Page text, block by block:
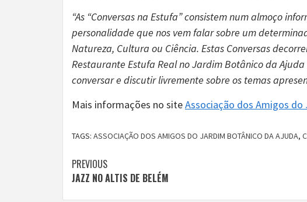
“As “Conversas na Estufa” consistem num almoço
personalidade que nos vem falar sobre um
Natureza, Cultura ou Ciência. Estas Conversas
Restaurante Estufa Real no Jardim Botânico da
conversar e discutir livremente sobre os temas
Mais informações no siteAssociação dos Amigos
TAGS: ASSOCIAÇÃO DOS AMIGOS DO JARDIM BOTÂNICO DA AJUDA,
Continue
Reading
PREVIOUS
JAZZ NO ALTIS DE BELÉM